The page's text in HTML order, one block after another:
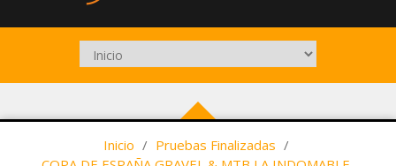
Inicio / Pruebas Finalizadas /